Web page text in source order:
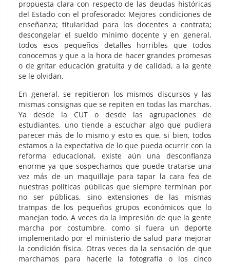
propuesta clara con respecto de las deudas históricas
del Estado con el profesorado: Mejores condiciones de
enseñanza; titularidad para los docentes a contrata;
descongelar el sueldo mínimo docente y en general,
todos esos pequeños detalles horribles que todos
conocemos y que a la hora de hacer grandes promesas
o de gritar educación gratuita y de calidad, a la gente
se le olvidan.
En general, se repitieron los mismos discursos y las
mismas consignas que se repiten en todas las marchas.
Ya desde la CUT o desde las agrupaciones de
estudiantes, uno tiende a escuchar algo que pudiera
parecer más de lo mismo y esto es que, si bien, todos
estamos a la expectativa de lo que pueda ocurrir con la
reforma educacional, existe aún una desconfianza
enorme ya que sospechamos que puede tratarse una
vez más de un maquillaje para tapar la cara fea de
nuestras políticas públicas que siempre terminan por
no ser públicas, sino extensiones de las mismas
trampas de los pequeños grupos económicos que lo
manejan todo. A veces da la impresión de que la gente
marcha por costumbre, como si fuera un deporte
implementado por el ministerio de salud para mejorar
la condición física. Otras veces da la sensación de que
marchamos para hacerle la fotografía o los cinco